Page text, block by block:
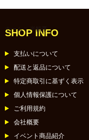
ホーム:: 半幅帯
SHOP INFO
支払いについて
配送と返品について
特定商取引に基ずく表示
個人情報保護について
ご利用規約
会社概要
イベント商品紹介